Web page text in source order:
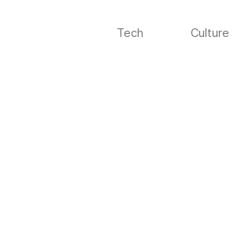
Tech Culture